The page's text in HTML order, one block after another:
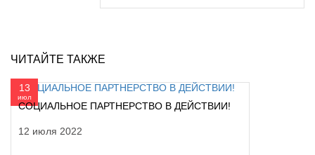
ЧИТАЙТЕ ТАКЖЕ
13
июл
СОЦИАЛЬНОЕ ПАРТНЕРСТВО В ДЕЙСТВИИ!
12 июля 2022